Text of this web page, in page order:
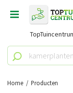
Home Producten